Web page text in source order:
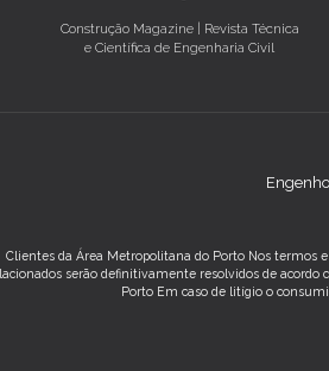
Construção Magazine | Revista Técnica
e Científica de Engenharia Civil
Clientes da Área Metropolitana do Porto Nos termos
serão definitivamente resolvidos de
Porto Em caso de litígio o